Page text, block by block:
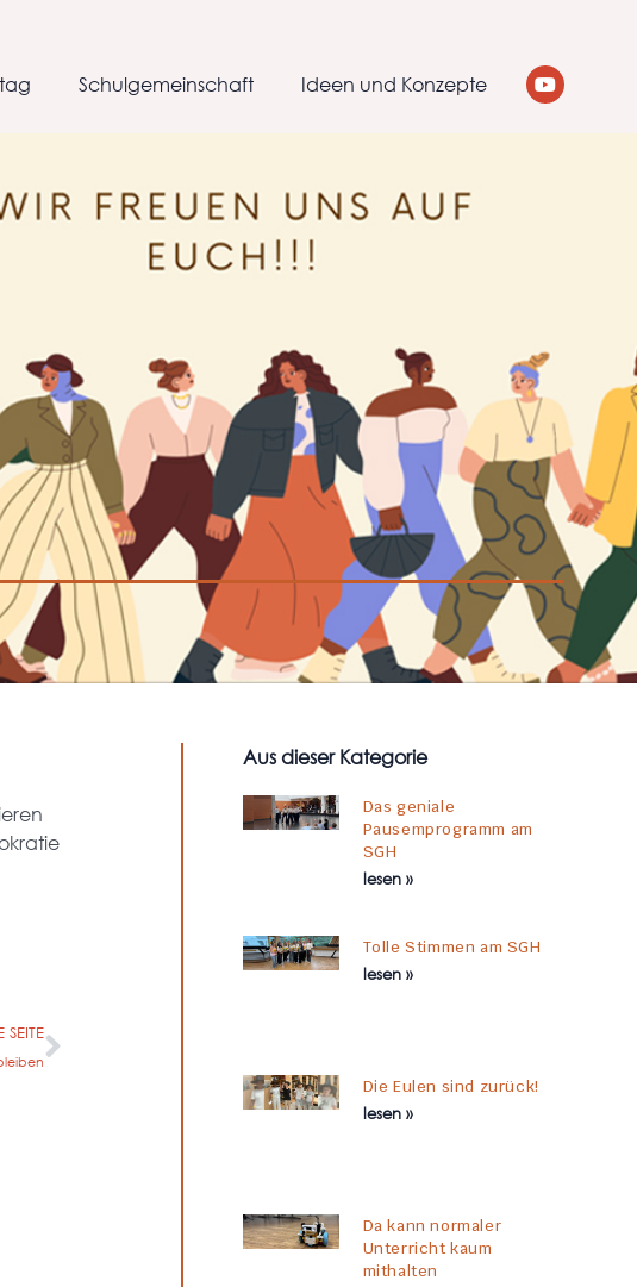
Schulgemeinschaft Ideen und Konzepte
SEITE
Aus dieser Kategorie
Das geniale
Pausemprogramm am
SGH
lesen »
Tolle Stimmen am SGH
lesen »
Die Eulen sind zurück!
lesen »
Da kann normaler
Unterricht kaum
mithalten